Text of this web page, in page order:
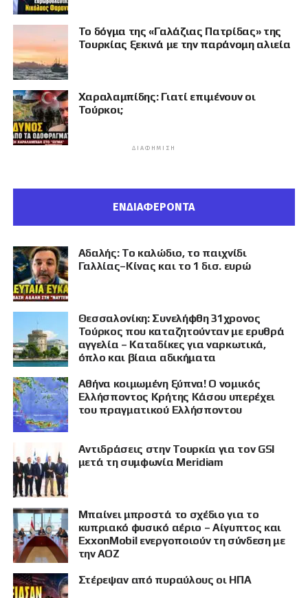
Το δόγμα της «Γαλάζιας Πατρίδας» της
Τουρκίας ξεκινά με την παράνομη αλιεία
Χαραλαμπίδης: Γιατί επιμένουν οι
Τούρκοι;
ΔΙΑΦΉΜΙΣΗ
ΕΝΔΙΑΦΕΡΟΝΤΑ
Αδαλής: Το καλώδιο, το παιχνίδι
Γαλλίας–Κίνας και το 1 δισ. ευρώ
Θεσσαλονίκη: Συνελήφθη 31χρονος
Τούρκος που καταζητούνταν με ερυθρά
αγγελία – Καταδίκες για ναρκωτικά,
όπλο και βίαια αδικήματα
Αθήνα κοιμωμένη ξύπνα! Ο νομικός
Ελλήσποντος Κρήτης Κάσου υπερέχει
του πραγματικού Ελλήσποντου
Αντιδράσεις στην Τουρκία για τον GSI
μετά τη συμφωνία Meridiam
Μπαίνει μπροστά το σχέδιο για το
κυπριακό φυσικό αέριο – Αίγυπτος και
ExxonMobil ενεργοποιούν τη σύνδεση με
την ΑΟΖ
Στέρεψαν από πυραύλους οι ΗΠΑ